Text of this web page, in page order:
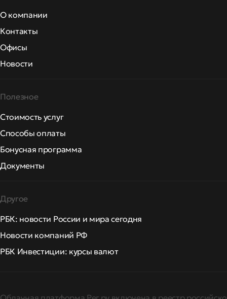
О компании
Контакты
Офисы
Новости
Полезное
Стоимость услуг
Способы оплаты
Бонусная программа
Документы
Другое
РБК: новости России и мира сегодня
Новости компаний РФ
РБК Инвестиции: курсы валют